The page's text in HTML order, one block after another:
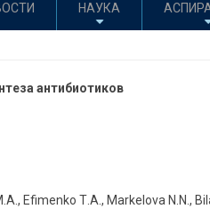
НАУКА
антибиотиков
A ., Efimenko TA ., Markelova N N .,